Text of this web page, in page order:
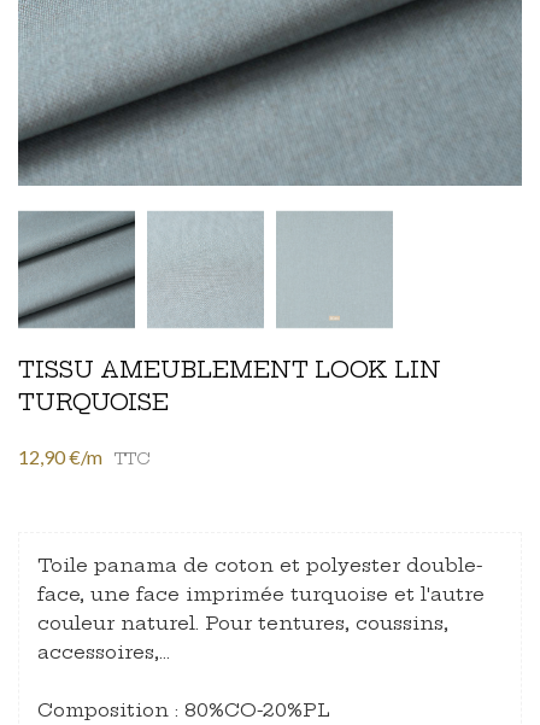
TISSU AMEUBLEMENT LOOK LIN
TURQUOISE
12,90 €/m TTC
Toile panama de coton et polyester double-
face, une face imprimée turquoise et l'autre
couleur naturel. Pour tentures, coussins,
accessoires,…
Composition : 80%CO-20%PL